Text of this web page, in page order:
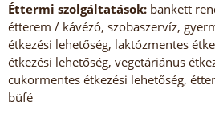
Éttermi szolgáltatások: bankett
étterem / kávézó, szobaszervíz,
étkezési lehetőség, laktózmentes
étkezési lehetőség, vegetáriánus
cukormentes étkezési lehetőség,
büfé